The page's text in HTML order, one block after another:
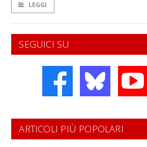
LEGGI
SEGUICI SU
ARTICOLI PIÙ POPOLARI